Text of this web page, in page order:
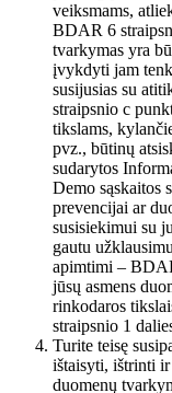
veiksmams,
BDAR 6
tvarkymas yra
įvykdyti jam
susijusias su
straipsnio c
tikslams,
pvz., būtinų
sudarytos
Demo sąskaitos
prevencijai ar
susisiekimui su
gautu
apimtimi –
jūsų asmens
rinkodaros
straipsnio 1
Turite teisę
ištaisyti, ištrinti
duomenų